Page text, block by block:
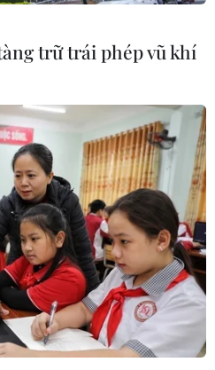
MỤC
Mông lần
vào
hòa
giữa
trữ trái phép vũ khí